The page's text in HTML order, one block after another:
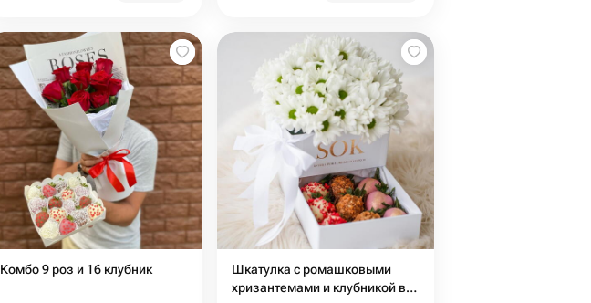
Комбо 9 роз и 16 клубник
Шкатулка с ромашковыми
хризантемами и клубникой в